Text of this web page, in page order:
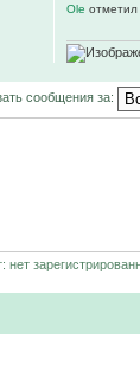
Ole отметил
сообщения за: